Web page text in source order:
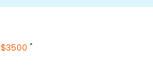
$3500 *